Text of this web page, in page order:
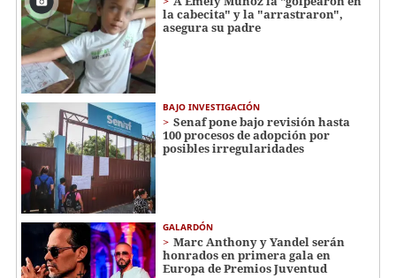
la cabecita" y la "arrastraron",
asegura su padre
BAJO INVESTIGACIÓN
Senaf pone bajo revisión hasta
100 procesos de adopción por
posibles irregularidades
GALARDÓN
Marc Anthony y Yandel serán
honrados en primera gala en
Europa de Premios Juventud